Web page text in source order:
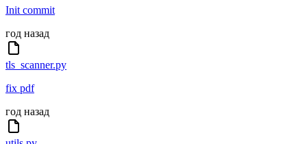
Init commit
год назад
tls_scanner.py
fix pdf
год назад